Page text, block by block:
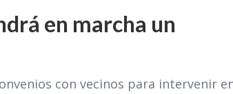
en marcha un
con vecinos para intervenir